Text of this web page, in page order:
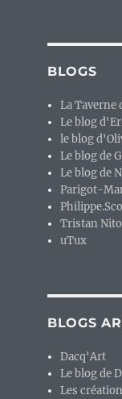
BLOGS
La Taverne
Le blog
le blog
Le blog de
Le blog de
Parigot-
Tristan
uTux
BLOGS
Dacq'Art
Le blog de
Les